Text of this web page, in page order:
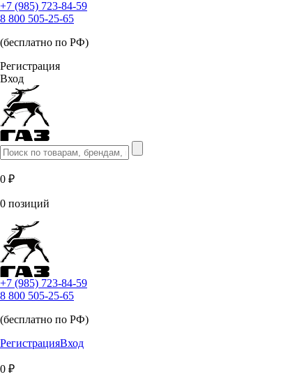
+7 (985) 723-84-59
8 800 505-25-65
(бесплатно по РФ)
Регистрация
Вход
0 ₽
0 позиций
+7 (985) 723-84-59
8 800 505-25-65
(бесплатно по РФ)
РегистрацияВход
0 ₽